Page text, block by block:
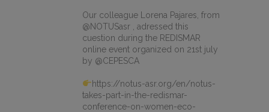
Our colleague Lorena Pajares, from
@NOTUSasr , adressed this
cuestion during the REDISMAR
online event organized on 21st july
by @CEPESCA
https://notus-asr.org/en/notus-
takes-part-in-the-redismar-
conference-on-women-eco-